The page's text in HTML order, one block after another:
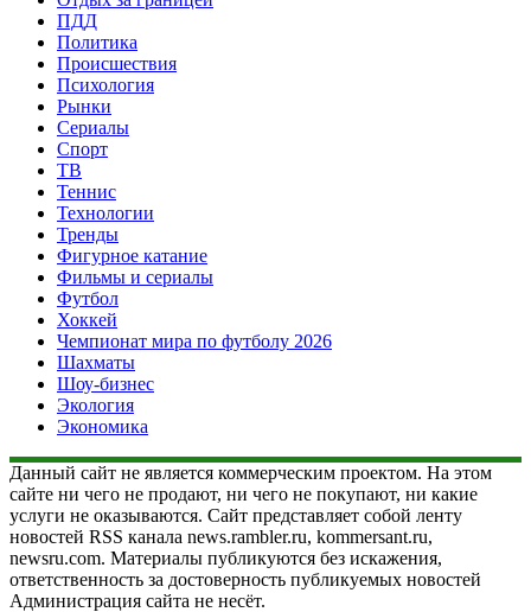
ПДД
Политика
Происшествия
Психология
Рынки
Сериалы
Спорт
ТВ
Теннис
Технологии
Тренды
Фигурное катание
Фильмы и сериалы
Футбол
Хоккей
Чемпионат мира по футболу 2026
Шахматы
Шоу-бизнес
Экология
Экономика
Данный сайт не является коммерческим проектом. На этом
сайте ни чего не продают, ни чего не покупают, ни какие
услуги не оказываются. Сайт представляет собой ленту
новостей RSS канала news.rambler.ru, kommersant.ru,
newsru.com. Материалы публикуются без искажения,
ответственность за достоверность публикуемых новостей
Администрация сайта не несёт.